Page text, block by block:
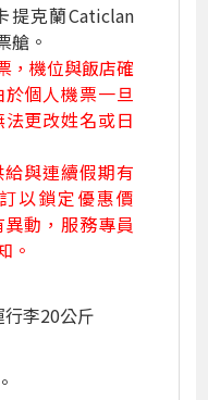
提克蘭Caticlan
艙。
，機位與飯店確
個人機票一旦
更改姓名或日
與連續假期有
以鎖定優惠價
動，服務專員
。
李20公斤